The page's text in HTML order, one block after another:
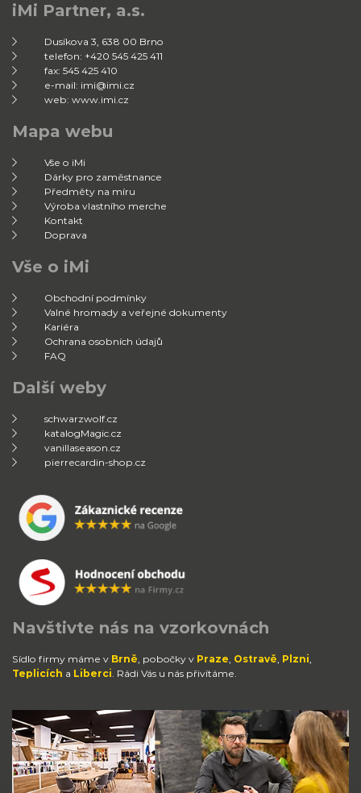
iMi Partner, a.s.
Dusíkova 3, 638 00 Brno
telefon: +420 545 425 411
fax: 545 425 410
e-mail: imi@imi.cz
web: www.imi.cz
Mapa webu
Vše o iMi
Dárky pro zaměstnance
Předměty na míru
Výroba vlastního merche
Kontakt
Doprava
Vše o iMi
Obchodní podmínky
Valné hromady a veřejné dokumenty
Kariéra
Ochrana osobních údajů
FAQ
Další weby
schwarzwolf.cz
katalogMagic.cz
vanillaseason.cz
pierrecardin-shop.cz
Navštivte nás na vzorkovnách
Sídlo firmy máme v Brně, pobočky v Praze, Ostravě, Plzni,
Teplicích a Liberci. Rádi Vás u nás přivítáme.